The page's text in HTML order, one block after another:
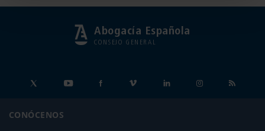
Abogacía Española
CONSEJO GENERAL
CONÓCENOS